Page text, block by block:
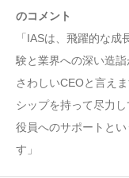
のコメント
「IASは、飛躍的な
験と業界への深い造
さわしいCEOと言え
シップを持って尽力
役員へのサポートと
す」